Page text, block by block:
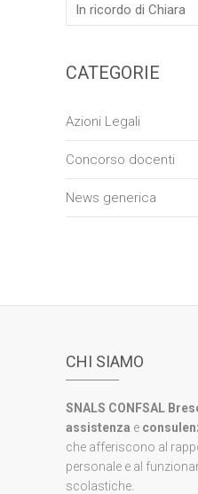
In ricordo di Chiara
CATEGORIE
Azioni Legali
Concorso docenti
News generica
CHI SIAMO
SNALS CONFSAL
assistenza e
che afferiscono al
personale e al
scolastiche.